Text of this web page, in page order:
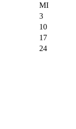
MI
3
10
17
24